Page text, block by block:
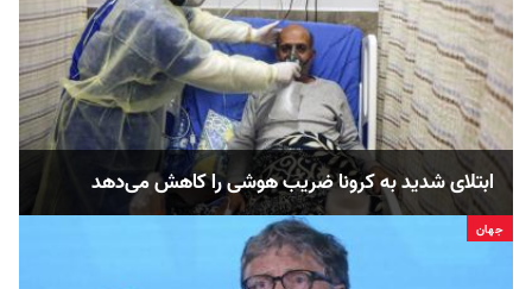
ابتلای شدید به کرونا ضریب هوشی را کاهش می‌دهد
جهان